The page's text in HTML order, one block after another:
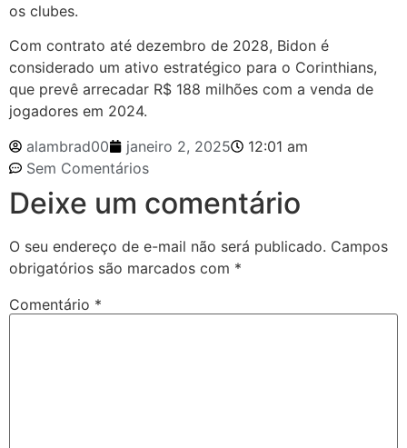
os clubes.
Com contrato até dezembro de 2028, Bidon é
considerado um ativo estratégico para o Corinthians,
que prevê arrecadar R$ 188 milhões com a venda de
jogadores em 2024.
alambrad00
janeiro 2, 2025
12:01 am
Sem Comentários
Deixe um comentário
O seu endereço de e-mail não será publicado. Campos
obrigatórios são marcados com *
Comentário *